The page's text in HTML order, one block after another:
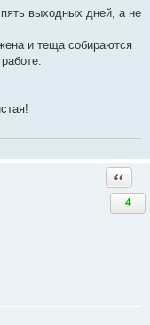
выходных дней, а не
и теща собираются
4